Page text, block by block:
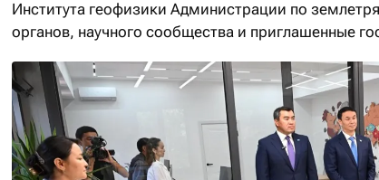
Института геофизики Администрации по
органов, научного сообщества и приглашенные